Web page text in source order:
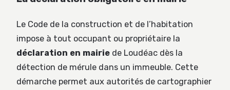
Le Code de la construction et de l’habitation
impose à tout occupant ou propriétaire la
déclaration en mairie de Loudéac dès la
détection de mérule dans un immeuble. Cette
démarche permet aux autorités de cartographier